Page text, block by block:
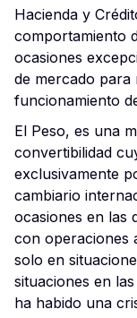
Hacienda y
comportamiento
ocasiones
de mercado para
funcionamiento
El Peso, es una
convertibilidad
exclusivamente
cambiario
ocasiones en las
con operaciones
solo en
situaciones en
ha habido una